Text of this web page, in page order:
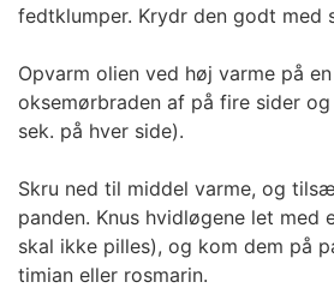
fedtklumper. Krydr den godt med
Opvarm olien ved høj varme på
oksemørbraden af på fire sider
sek. på hver side).
Skru ned til middel varme, og
panden. Knus hvidløgene let med
skal ikke pilles), og kom dem på
timian eller rosmarin.